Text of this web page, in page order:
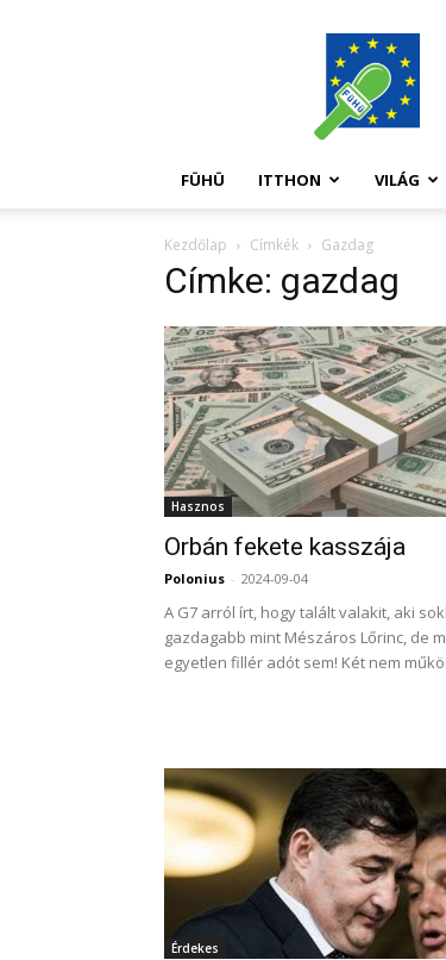
FüHü
FÜHÜ ITTHON VILÁG
Kezdőlap Címkék Gazdag
Címke: gazdag
Hasznos
Orbán fekete kasszája
Polonius - 2024-09-04
A G7 arról írt, hogy talált valakit, aki
gazdagabb mint Mészáros Lőrinc, de
egyetlen fillér adót sem! Két nem
Érdekes